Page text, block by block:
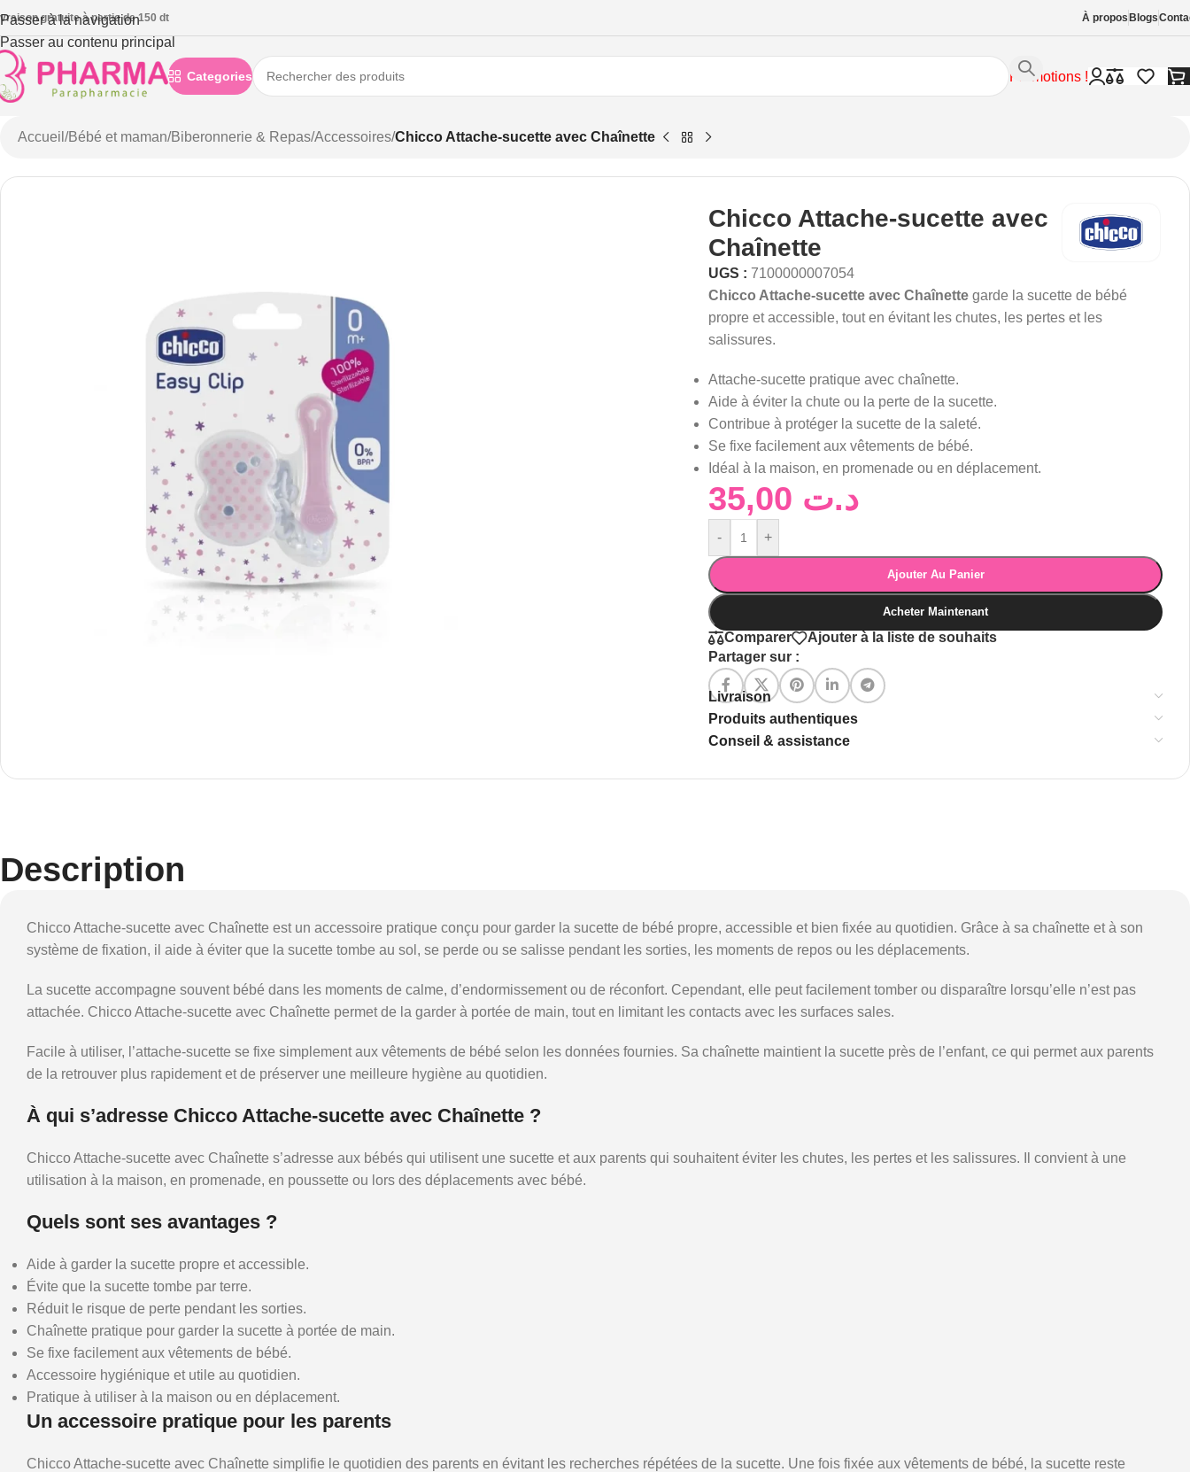
Passer à la navigation
Passer au contenu principal
gratuite à partie de 150 dt À propos Blogs
Categories Promotions !
Accueil /Bébé et maman/Biberonnerie & Repas/Accessoires/Chicco Attache-sucette avec Chaînette
Chicco Attache-sucette avec
Chaînette
UGS :7100000007054
Chicco Attache-sucette avec Chaînette garde la sucette de bébé
propre et accessible, tout en évitant les chutes, les pertes et les
salissures.
Attache-sucette pratique avec chaînette.
Aide à éviter la chute ou la perte de la sucette.
Contribue à protéger la sucette de la saleté.
Se fixe facilement aux vêtements de bébé.
Idéal à la maison, en promenade ou en déplacement.
د.ت
- +
Ajouter Au Panier
Acheter Maintenant
Comparer
Ajouter à la liste de souhaits
Partager sur :
Livraison
Produits authentiques
Conseil & assistance
Description
Chicco Attache-sucette avec Chaînette est un accessoire pratique conçu pour garder la sucette de bébé propre, accessible et bien fixée au quotidien. Grâce à sa chaînette et à son
système de fixation, il aide à éviter que la sucette tombe au sol, se perde ou se salisse pendant les sorties, les moments de repos ou les déplacements.
La sucette accompagne souvent bébé dans les moments de calme, d’endormissement ou de réconfort. Cependant, elle peut facilement tomber ou disparaître lorsqu’elle n’est pas
attachée. Chicco Attache-sucette avec Chaînette permet de la garder à portée de main, tout en limitant les contacts avec les surfaces sales.
Facile à utiliser, l’attache-sucette se fixe simplement aux vêtements de bébé selon les données fournies. Sa chaînette maintient la sucette près de l’enfant, ce qui permet aux parents
de la retrouver plus rapidement et de préserver une meilleure hygiène au quotidien.
À qui s’adresse Chicco Attache-sucette avec Chaînette ?
Chicco Attache-sucette avec Chaînette s’adresse aux bébés qui utilisent une sucette et aux parents qui souhaitent éviter les chutes, les pertes et les salissures. Il convient à une
utilisation à la maison, en promenade, en poussette ou lors des déplacements avec bébé.
Quels sont ses avantages ?
Aide à garder la sucette propre et accessible.
Évite que la sucette tombe par terre.
Réduit le risque de perte pendant les sorties.
Chaînette pratique pour garder la sucette à portée de main.
Se fixe facilement aux vêtements de bébé.
Accessoire hygiénique et utile au quotidien.
Pratique à utiliser à la maison ou en déplacement.
Un accessoire pratique pour les parents
Chicco Attache-sucette avec Chaînette simplifie le quotidien des parents en évitant les recherches répétées de la sucette. Une fois fixée aux vêtements de bébé, la sucette reste